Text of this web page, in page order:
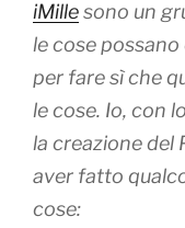
iMillesono un
le cose possano
per fare sì che
le cose. Io, con
la creazione del
aver fatto
cose: